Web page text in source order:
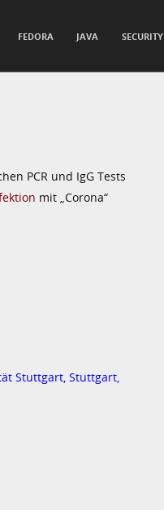
FEDORA JAVA SECURITY
PCR und IgG Tests
mit „Corona“
Stuttgart, Stuttgart,